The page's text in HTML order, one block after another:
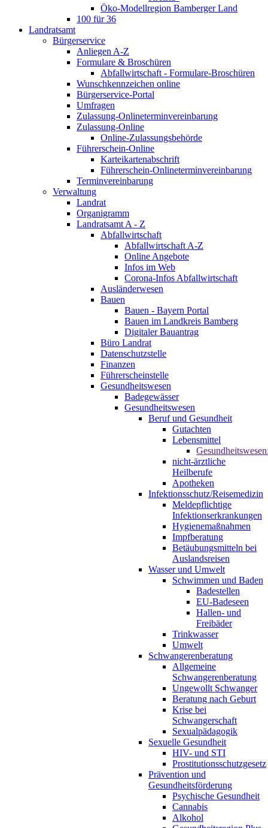
Öko-Modellregion Bamberger Land
100 für 36
Landratsamt
Bürgerservice
Anliegen A-Z
Formulare & Broschüren
Abfallwirtschaft - Formulare-Broschüren
Wunschkennzeichen online
Bürgerservice-Portal
Umfragen
Zulassung-Onlineterminvereinbarung
Zulassung-Online
Online-Zulassungsbehörde
Führerschein-Online
Karteikartenabschrift
Führerschein-Onlineterminvereinbarung
Terminvereinbarung
Verwaltung
Landrat
Organigramm
Landratsamt A - Z
Abfallwirtschaft
Abfallwirtschaft A-Z
Online Angebote
Infos im Web
Corona-Infos Abfallwirtschaft
Ausländerwesen
Bauen
Bauen - Bayern Portal
Bauen im Landkreis Bamberg
Digitaler Bauantrag
Büro Landrat
Datenschutzstelle
Finanzen
Führerscheinstelle
Gesundheitswesen
Badegewässer
Gesundheitswesen
Beruf und Gesundheit
Gutachten
Lebensmittel
nicht-ärztliche
Heilberufe
Apotheken
Infektionsschutz/Reisemedizin
Meldepflichtige
Infektionserkrankungen
Hygienemaßnahmen
Impfberatung
Betäubungsmitteln bei
Auslandsreisen
Wasser und Umwelt
Schwimmen und Baden
Badestellen
EU-Badeseen
Hallen- und
Freibäder
Trinkwasser
Umwelt
Schwangerenberatung
Allgemeine
Schwangerenberatung
Ungewollt Schwanger
Beratung nach Geburt
Krise bei
Schwangerschaft
Sexualpädagogik
Sexuelle Gesundheit
HIV- und STI
Prostitutionsschutzgesetz
Prävention und
Gesundheitsförderung
Psychische Gesundheit
Cannabis
Alkohol